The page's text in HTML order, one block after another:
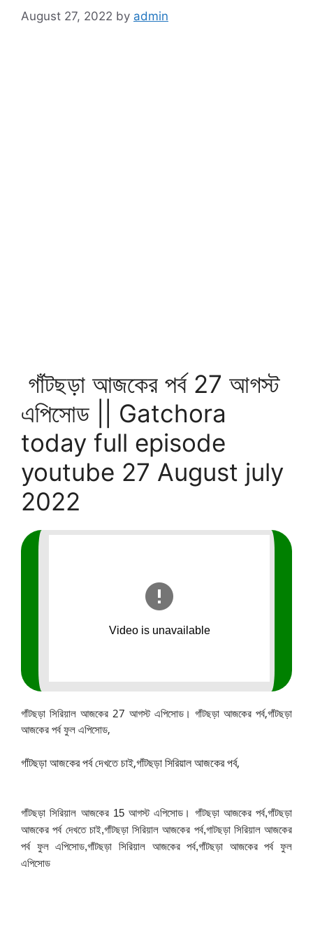
August 27, 2022 by admin
গাঁটছড়া আজকের পর্ব 27 আগস্ট
এপিসোড || Gatchora
today full episode
youtube 27 August july
2022
গাঁটছড়া সিরিয়াল আজকের 27 আগস্ট এপিসোড। গাঁটছড়া আজকের পর্ব,গাঁটছড়া
আজকের পর্ব ফুল এপিসোড,
গাঁটছড়া আজকের পর্ব দেখতে চাই,গাঁটছড়া সিরিয়াল আজকের পর্ব,
গাঁটছড়া সিরিয়াল আজকের 15 আগস্ট এপিসোড। গাঁটছড়া আজকের পর্ব,গাঁটছড়া
আজকের পর্ব দেখতে চাই,গাঁটছড়া সিরিয়াল আজকের পর্ব,গাটছড়া সিরিয়াল আজকের
পর্ব ফুল এপিসোড,গাঁটছড়া সিরিয়াল আজকের পর্ব,গাঁটছড়া আজকের পর্ব ফুল
এপিসোড